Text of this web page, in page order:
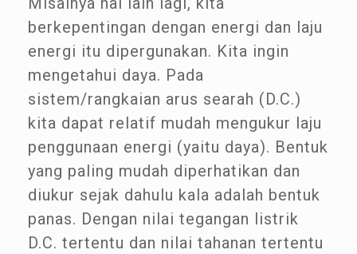
berkepentingan dengan energi dan laju
energi itu dipergunakan. Kita ingin
mengetahui daya. Pada
sistem/rangkaian arus searah (D.C.)
kita dapat relatif mudah mengukur laju
penggunaan energi (yaitu daya). Bentuk
yang paling mudah diperhatikan dan
diukur sejak dahulu kala adalah bentuk
panas. Dengan nilai tegangan listrik
D.C. tertentu dan nilai tahanan tertentu